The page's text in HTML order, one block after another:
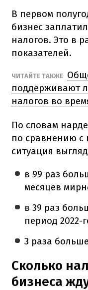
В первом
бизнес
налогов. Это в
показателей.
ЧИТАЙТЕ ТАКЖЕ
поддерживают
налогов во
По словам
по сравнению
ситуация
в 99 раз
месяцев
в 39 раз
период 2022-
3 раза
Сколько
бизнеса